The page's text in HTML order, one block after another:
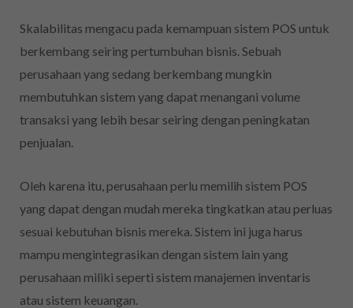
Skalabilitas mengacu pada kemampuan sistem POS untuk
berkembang seiring pertumbuhan bisnis. Sebuah
perusahaan yang sedang berkembang mungkin
membutuhkan sistem yang dapat menangani volume
transaksi yang lebih besar seiring dengan peningkatan
penjualan.
Oleh karena itu, perusahaan perlu memilih sistem POS
yang dapat dengan mudah mereka tingkatkan atau perluas
sesuai kebutuhan bisnis mereka. Sistem ini juga harus
mampu mengintegrasikan dengan sistem lain yang
perusahaan miliki seperti sistem manajemen inventaris
atau sistem keuangan.